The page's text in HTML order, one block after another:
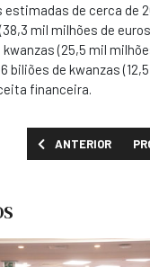
estimadas de cerca de
mil milhões de
(25,5 mil
biliões de kwanzas
financeira.
ARTIGO ANTERIOR:
ANTERIOR